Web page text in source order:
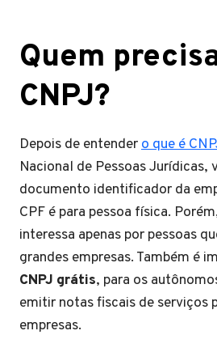
Quem
CNPJ?
Depois de entendero que é
Nacional de Pessoas Jurídicas,
documento identificador da
CPF é para pessoa física.
interessa apenas por pessoas
grandes empresas. Também é
CNPJ grátis, para os
emitir notas fiscais de serviços
empresas.